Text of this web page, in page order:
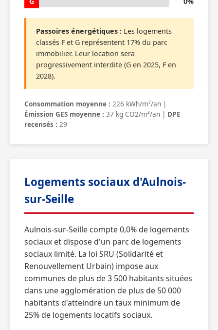
Passoires énergétiques : Les logements
classés F et G représentent 17% du parc
immobilier. Leur location sera
progressivement interdite (G en 2025, F en
2028).
Consommation moyenne : 226 kWh/m²/an |
Émission GES moyenne : 37 kg CO2/m²/an | DPE
recensés : 29
Logements sociaux d'Aulnois-
sur-Seille
Aulnois-sur-Seille compte 0,0% de logements
sociaux et dispose d'un parc de logements
sociaux limité. La loi SRU (Solidarité et
Renouvellement Urbain) impose aux
communes de plus de 3 500 habitants situées
dans une agglomération de plus de 50 000
habitants d'atteindre un taux minimum de
25% de logements locatifs sociaux.